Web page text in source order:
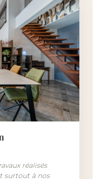
réalisés
surtout à nos